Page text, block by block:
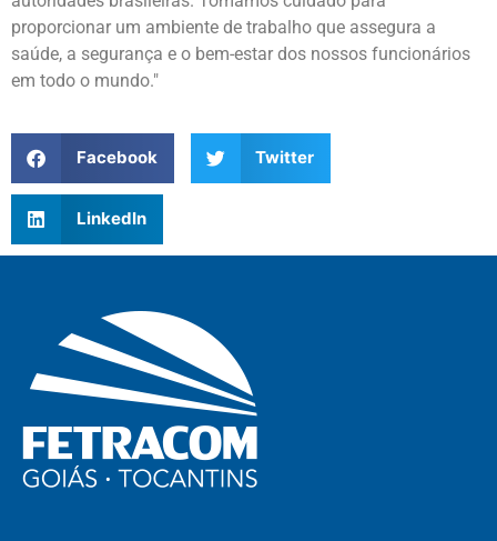
proporcionar um ambiente de trabalho que assegura a
saúde, a segurança e o bem-estar dos nossos funcionários
em todo o mundo."
Facebook Twitter
LinkedIn